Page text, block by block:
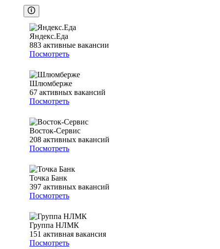
Яндекс.Еда
883 активные вакансии
Посмотреть
Шлюмберже
67 активных вакансий
Посмотреть
Восток-Сервис
208 активных вакансий
Посмотреть
Точка Банк
397 активных вакансий
Посмотреть
Группа НЛМК
151 активная вакансия
Посмотреть